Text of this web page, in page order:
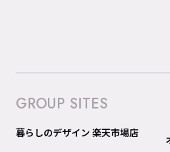
GROUP SITES
暮らしのデザイン 楽天市場店